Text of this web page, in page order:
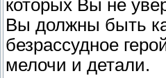
которых Вы не
Вы должны быть
безрассудное
мелочи и детали.